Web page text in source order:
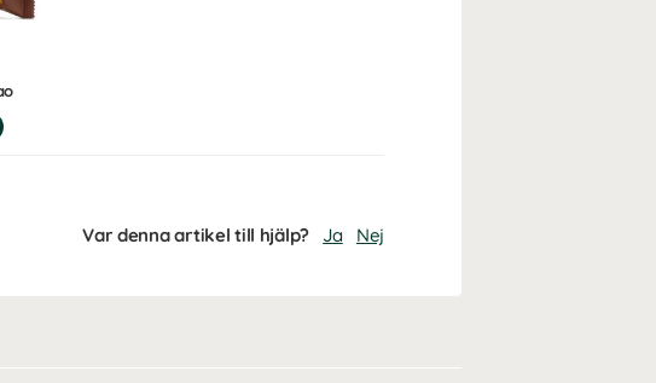
Var denna artikel till hjälp? Ja Nej